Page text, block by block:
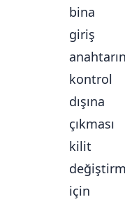
bina
giriş
kontrol
dışına
çıkması
kilit
için